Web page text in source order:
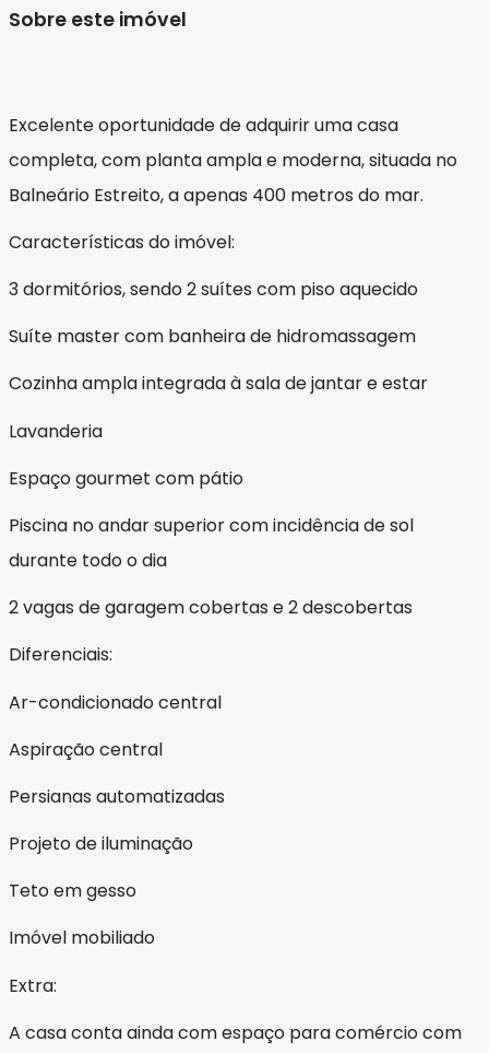
Sobre este imóvel
Excelente oportunidade de adquirir uma casa
completa, com planta ampla e moderna, situada no
Balneário Estreito, a apenas 400 metros do mar.
Características do imóvel:
3 dormitórios, sendo 2 suítes com piso aquecido
Suíte master com banheira de hidromassagem
Cozinha ampla integrada à sala de jantar e estar
Lavanderia
Espaço gourmet com pátio
Piscina no andar superior com incidência de sol
durante todo o dia
2 vagas de garagem cobertas e 2 descobertas
Diferenciais:
Ar-condicionado central
Aspiração central
Persianas automatizadas
Projeto de iluminação
Teto em gesso
Imóvel mobiliado
Extra:
A casa conta ainda com espaço para comércio com